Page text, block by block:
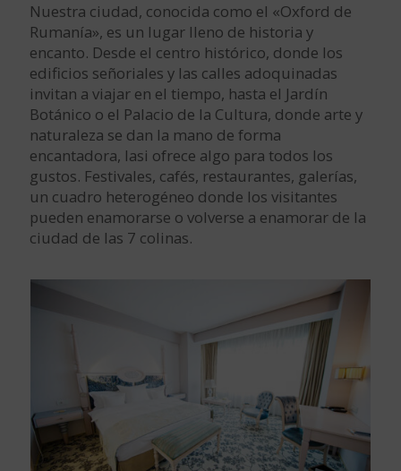
Nuestra ciudad, conocida como el «Oxford de
Rumanía», es un lugar lleno de historia y
encanto. Desde el centro histórico, donde los
edificios señoriales y las calles adoquinadas
invitan a viajar en el tiempo, hasta el Jardín
Botánico o el Palacio de la Cultura, donde arte y
naturaleza se dan la mano de forma
encantadora, Iasi ofrece algo para todos los
gustos. Festivales, cafés, restaurantes, galerías,
un cuadro heterogéneo donde los visitantes
pueden enamorarse o volverse a enamorar de la
ciudad de las 7 colinas.